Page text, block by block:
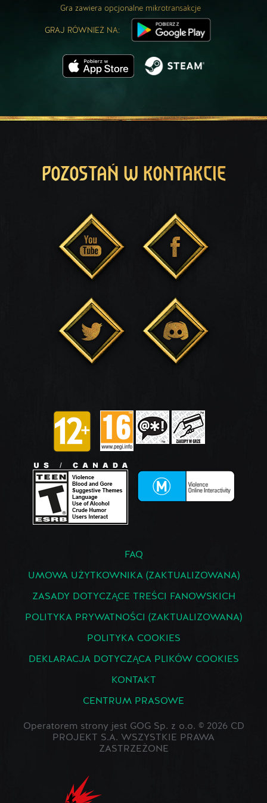
Gra zawiera opcjonalne mikrotransakcje
GRAJ RÓWNIEŻ NA:
POZOSTAŃ W KONTAKCIE
FAQ
UMOWA UŻYTKOWNIKA (ZAKTUALIZOWANA)
ZASADY DOTYCZĄCE TREŚCI FANOWSKICH
POLITYKA PRYWATNOŚCI (ZAKTUALIZOWANA)
POLITYKA COOKIES
DEKLARACJA DOTYCZĄCA PLIKÓW COOKIES
KONTAKT
CENTRUM PRASOWE
Operatorem strony jest GOG Sp. z o.o. © 2026 CD
PROJEKT S.A. WSZYSTKIE PRAWA
ZASTRZEŻONE